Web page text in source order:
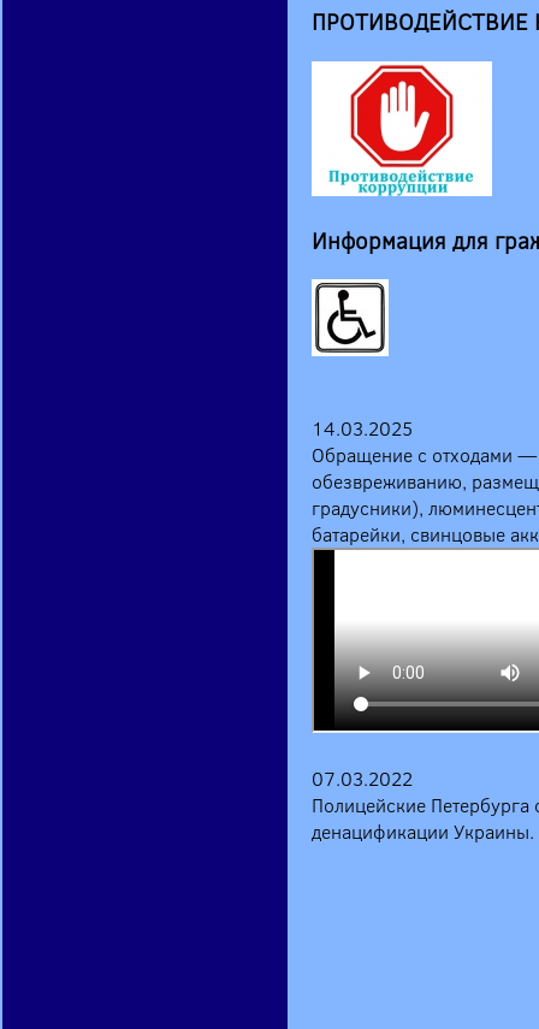
ПРОТИВОДЕЙСТВИЕ
Информация для
14.03.2025
Обращение с отходами —
обезвреживанию,
градусники),
батарейки, свинцовые
07.03.2022
Полицейские
денацификации Украины.